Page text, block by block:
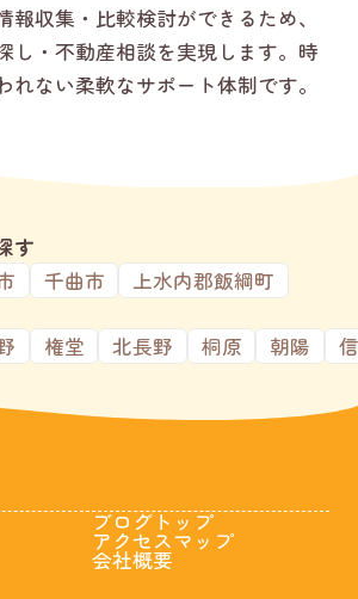
報収集・比較検討ができるため、
し・不動産相談を実現します。時
れない柔軟なサポート体制です。
す
千曲市
上水内郡飯綱町
権堂 北長野 桐原 朝陽
ブログトップ
アクセスマップ
会社概要